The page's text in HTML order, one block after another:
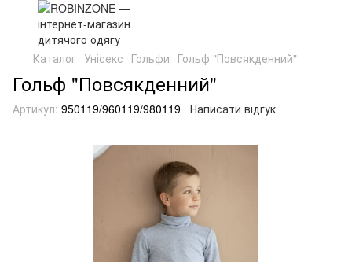
Каталог Унісекс Гольфи Гольф "Повсякденний"
Гольф "Повсякденний"
Артикул: 950119/960119/980119 Написати відгук